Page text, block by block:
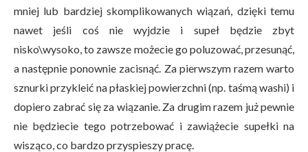
mniej lub bardziej skomplikowanych wiązań, dzięki temu
nawet jeśli coś nie wyjdzie i supeł będzie zbyt
nisko\wysoko, to zawsze możecie go poluzować, przesunąć,
a następnie ponownie zacisnąć. Za pierwszym razem warto
sznurki przykleić na płaskiej powierzchni (np. taśmą washi) i
dopiero zabrać się za wiązanie. Za drugim razem już pewnie
nie będziecie tego potrzebować i zawiążecie supełki na
wisząco, co bardzo przyspieszy pracę.